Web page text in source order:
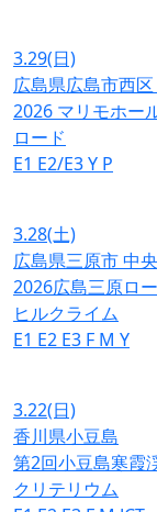
3.29(日)
広島県広島市西
2026 マリモホー
ロード
E1 E2/E3Y P
3.28(土)
広島県三原市 中
2026広島三原ロ
ヒルクライム
E1 E2 E3 F M Y
3.22(日)
香川県小豆島
第2回小豆島寒霞
クリテリウム